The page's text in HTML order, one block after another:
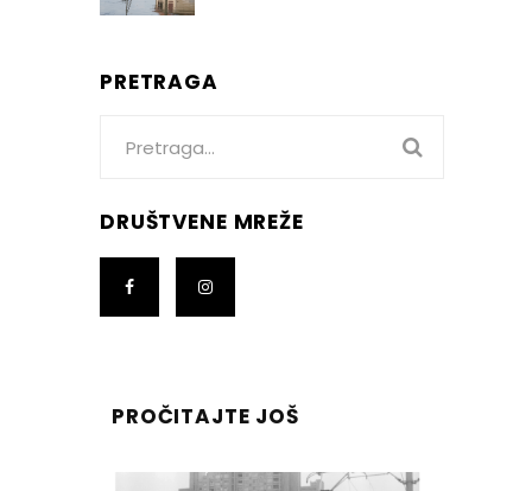
PRETRAGA
DRUŠTVENE MREŽE
PROČITAJTE JOŠ